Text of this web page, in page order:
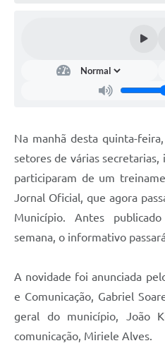
Na manhã desta quinta-
setores de várias secretarias,
participaram de um
Jornal Oficial, que agora
Município. Antes
semana, o informativo
A novidade foi anunciada
e Comunicação, Gabriel
geral do município, João
comunicação, Miriele Alves.